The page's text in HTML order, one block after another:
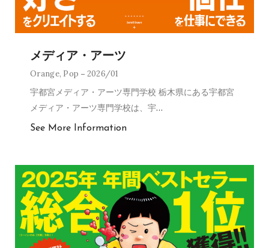
メディア・アーツ
Orange, Pop 2026/01
宇都宮メディア・アーツ専門学校 栃木県にある宇都宮
メディア・アーツ専門学校は、宇…
See More Information